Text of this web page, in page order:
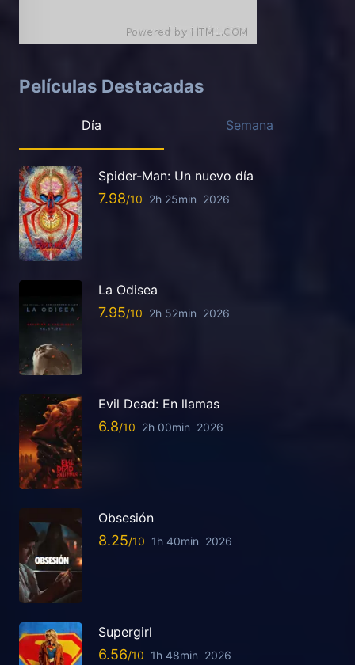
Películas Destacadas
Día Semana
Spider-Man: Un nuevo día
7.98 2h 25min 2026
La Odisea
7.95 2h 52min 2026
Evil Dead: En llamas
6.8 2h 00min 2026
Obsesión
8.25 1h 40min 2026
Supergirl
6.56 1h 48min 2026